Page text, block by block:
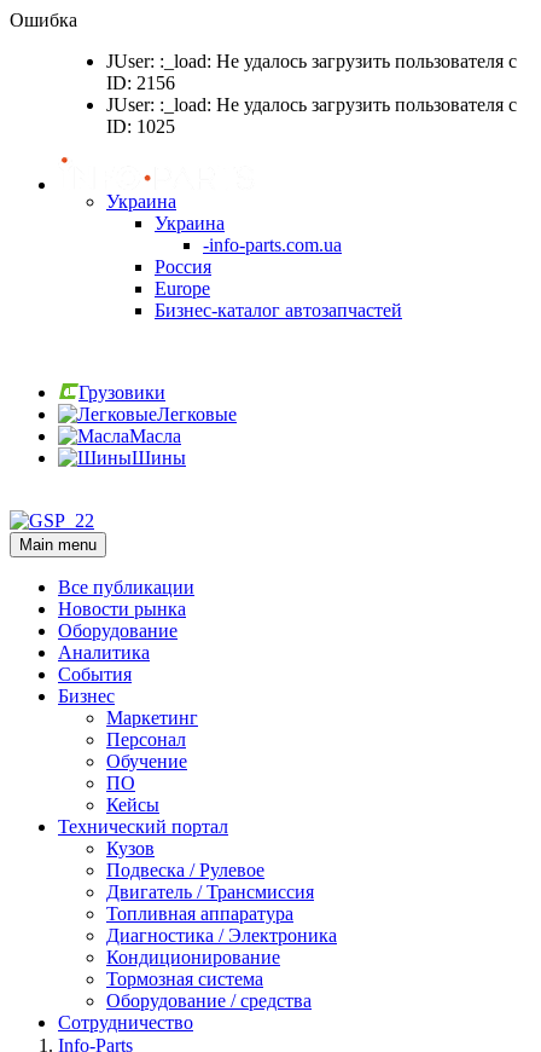
Ошибка
JUser: :_load: Не удалось загрузить пользователя с
ID: 2156
JUser: :_load: Не удалось загрузить пользователя с
ID: 1025
Украина
Украина
-info-parts.com.ua
Россия
Europe
Бизнес-каталог автозапчастей
Грузовики
Легковые
Масла
Шины
Main menu
Все публикации
Новости рынка
Оборудование
Аналитика
События
Бизнес
Маркетинг
Персонал
Обучение
ПО
Кейсы
Технический портал
Кузов
Подвеска / Рулевое
Двигатель / Трансмиссия
Топливная аппаратура
Диагностика / Электроника
Кондиционирование
Тормозная система
Оборудование / средства
Сотрудничество
Info-Parts